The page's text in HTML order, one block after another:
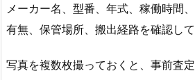
メーカー名、型番、年式、稼働時間
有無、保管場所、搬出経路を確認して
写真を複数枚撮っておくと、事前査